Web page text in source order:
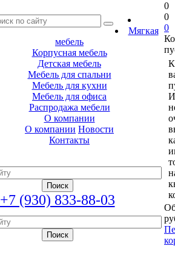
Мягкая
мебель
Корпусная мебель
Детская мебель
Мебель для спальни
Мебель для кухни
Мебель для офиса
Распродажа мебели
О компании
О компании Новости
Контакты
+7 (930) 833-88-03
0
0
0